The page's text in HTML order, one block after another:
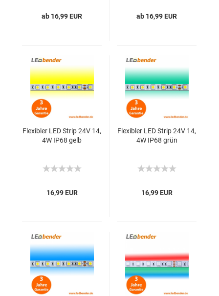
ab 16,99 EUR ab 16,99 EUR
Flexibler LED Strip 24V 14,
4W IP68 gelb
16,99 EUR
Flexibler LED Strip 24V 14,
4W IP68 grün
16,99 EUR